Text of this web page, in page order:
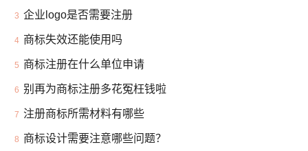
3 企业logo是否需要注册
4 商标失效还能使用吗
5 商标注册在什么单位申请
6 别再为商标注册多花冤枉钱啦
7 注册商标所需材料有哪些
8 商标设计需要注意哪些问题？